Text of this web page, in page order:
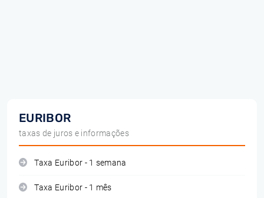
EURIBOR
taxas de juros e informações
Taxa Euribor - 1 semana
Taxa Euribor - 1 mês